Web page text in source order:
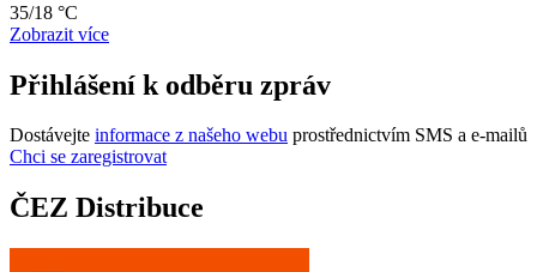
35/18 °C
Zobrazit více
Přihlášení k odběru zpráv
Dostávejte informace z našeho webu prostřednictvím SMS a e-mailů
Chci se zaregistrovat
ČEZ Distribuce